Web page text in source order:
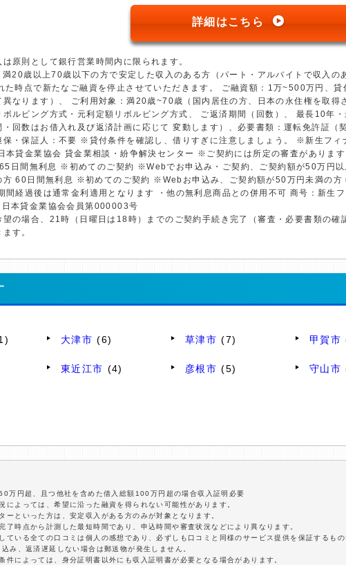
詳細はこちら
原則として銀行営業時間内に限られます。
20歳以上70歳以下の方で安定した収入のある方（パート・アルバイトで収入の
た時点で新たなご融資を停止させていただきます。 ご融資額：1万~500万円、
異なります）、 ご利用対象：満20歳~70歳（国内居住の方、日本の永住権を取
ボルビング方式・元利定額リボルビング方式、 ご返済期間（回数）、 最長10年
回数はお借入れ及び返済計画に応じて 変動します）、必要書類：運転免許証（
保・保証人：不要 ※貸付条件を確認し、借りすぎに注意しましょう。 ※新生フ
貸金業協会 貸金業相談・紛争解決センター ※ご契約には所定の審査があります
日間無利息 ※初めてのご契約 ※Webでお申込み・ご契約、ご契約額が50万円
方 60日間無利息 ※初めてのご契約 ※Webお申込み、ご契約額が50万円未満の方
間経過後は通常金利適用となります ・他の無利息商品との併用不可 商号：新生
本貸金業協会会員第000003号
望の場合、21時（日曜日は18時）までのご契約手続き完了（審査・必要書類の確
す。
大津市 (6) 草津市 (7) 甲賀市
東近江市 (4) 彦根市 (5) 守山市
万円超、且つ他社を含めた借入総額100万円超の場合収入証明必要
によっては、希望に沿った融資を得られない可能性があります。
ーといった方は、安定収入がある方のみが対象となります。
了時点から計測した最短時間であり、申込時間や審査状況などにより異なります。
ている全ての口コミは個人の感想であり、必ずしも口コミと同様のサービス提供を保証するもの
み、返済遅延しない場合は郵送物が発生しません。
件によっては、身分証明書以外にも収入証明書が必要となる場合があります。